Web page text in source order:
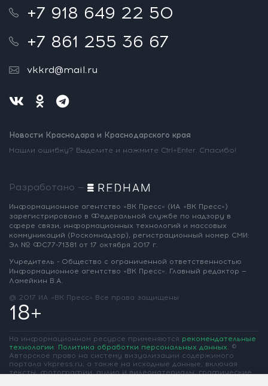
+7 918 649 22 50
+7 861 255 36 67
vkkrd@mail.ru
Новости Краснодара и Краснодарского края
Нашли ошибку? Выделите и нажмите Ctrl+Enter. Спасибо!
Разработано —
Информационное агентство «ВК Пресс» (ИА «ВК Пресс»)
зарегистрировано в Федеральной службе по надзору в
сфере связи, информационных технологий и массовых
коммуникаций (Роскомнадзор), регистрационный номер СМИ:
Эл № ФС77-71381 от 17 октября 2017 г.
Учредитель - Общество с ограниченной ответственностью
Информационное агентство «ВК Пресс». Главный редактор —
Ламейкин В.А.
@ 2017 ИА «ВК Пресс» Все права защищены
18+
На информационном ресурсе применяются рекомендательные
технологии. Политика обработки персональных данных. ©
Авторское право на систему визуализации содержимого
портала vkpress.ru, а также на исходные данные, включая
тексты, фотографии, аудио и видеоматериалы, графические